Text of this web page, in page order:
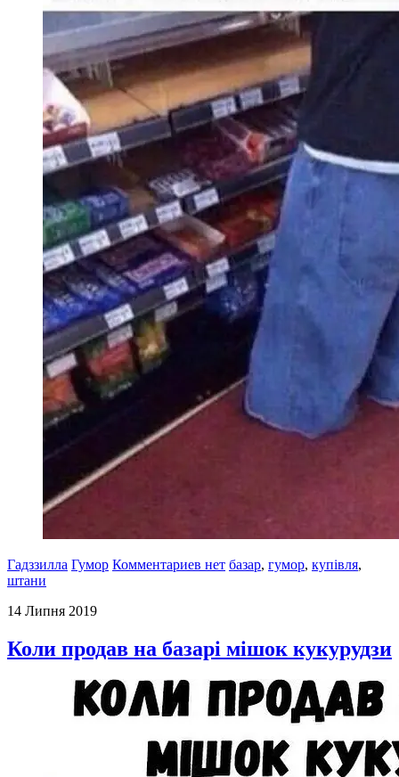
Гадззилла Гумор Комментариев нет базар, гумор, купівля,
штани
14 Липня 2019
Коли продав на базарі мішок кукурудзи